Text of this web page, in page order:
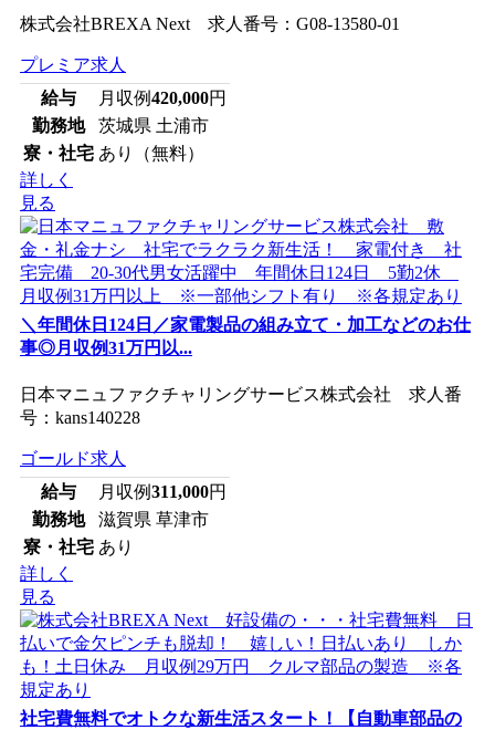
株式会社BREXA Next 求人番号：G08-13580-01
プレミア求人
給与
月収例420,000円
勤務地
茨城県 土浦市
寮・社宅 あり（無料）
詳しく
見る
＼年間休日124日／家電製品の組み立て・加工などのお仕
事◎月収例31万円以...
日本マニュファクチャリングサービス株式会社 求人番
号：kans140228
ゴールド求人
給与
月収例311,000円
勤務地
滋賀県 草津市
寮・社宅 あり
詳しく
見る
社宅費無料でオトクな新生活スタート！【自動車部品の